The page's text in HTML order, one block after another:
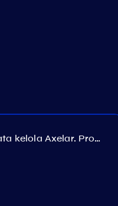
Tata kelola Axelar. Proposal №385